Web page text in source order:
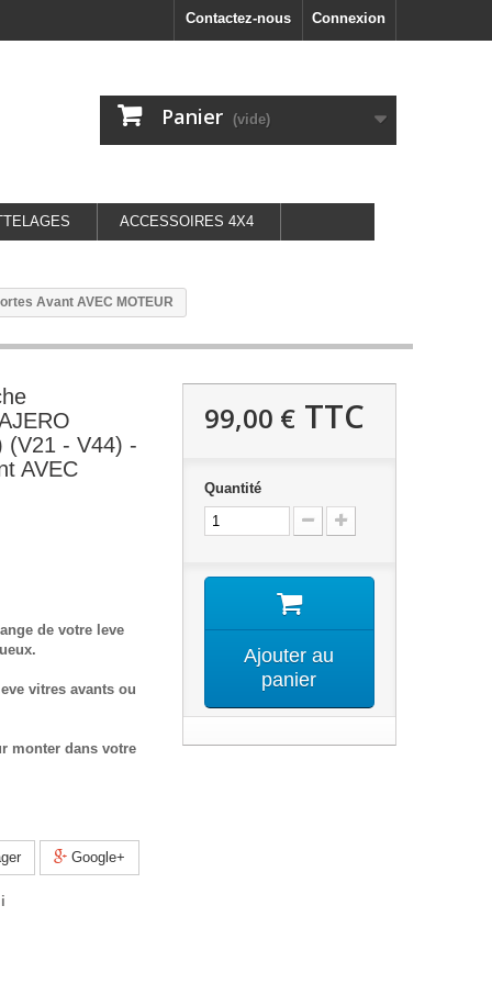
Connexion
Contactez-nous
Panier (vide)
ACCESSOIRES 4X4
Avant AVEC MOTEUR
(V21 - V44) -
AVEC
de votre leve
vitres avants ou
monter dans votre
Google+
99,00 €TTC
Quantité
Ajouter au
panier